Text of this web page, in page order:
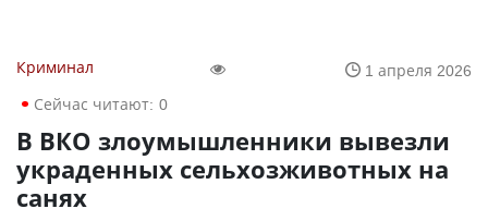
Криминал
1 апреля 2026
Сейчас читают: 0
В ВКО злоумышленники вывезли
украденных сельхозживотных на
санях